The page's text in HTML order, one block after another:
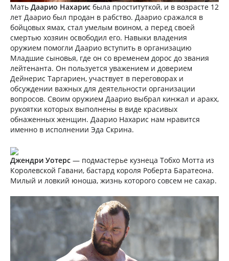
Мать Даарио Нахарис была проституткой, и в возрасте 12
лет Даарио был продан в рабство. Даарио сражался в
бойцовых ямах, стал умелым воином, а перед своей
смертью хозяин освободил его. Навыки владения
оружием помогли Даарио вступить в организацию
Младшие сыновья, где он со временем дорос до звания
лейтенанта. Он пользуется уважением и доверием
Дейнерис Таргариен, участвует в переговорах и
обсуждении важных для деятельности организации
вопросов. Своим оружием Даарио выбрал кинжал и аракх,
рукоятки которых выполнены в виде красивых
обнаженных женщин. Даарио Нахарис нам нравится
именно в исполнении Эда Скрина.
Джендри Уотерс — подмастерье кузнеца Тобхо Мотта из
Королевской Гавани, бастард короля Роберта Баратеона.
Милый и ловкий юноша, жизнь которого совсем не сахар.